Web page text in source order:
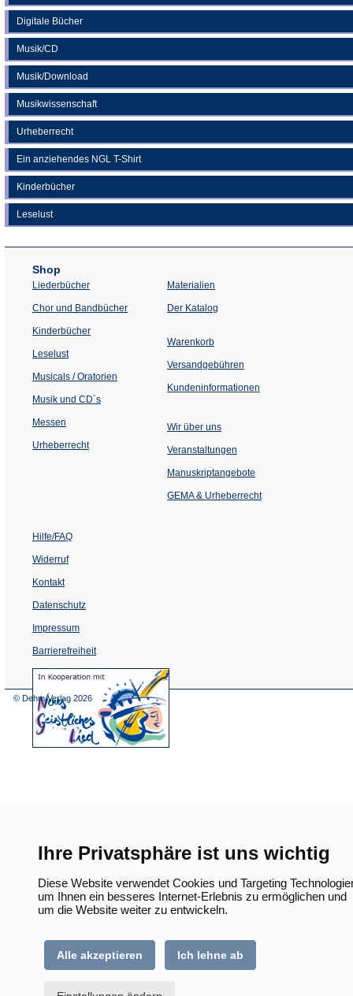
Ihre Privatsphäre ist uns wichtig
Diese Website verwendet Cookies und Targeting
um Ihnen ein besseres Internet-Erlebnis zu ermöglichen und
um die Website weiter zu entwickeln.
Alle akzeptieren Ich lehne ab
Digitale Bücher
Musik/CD
Musik/Download
Musikwissenschaft
Urheberrecht
Ein anziehendes NGL T-Shirt
Kinderbücher
Leselust
Shop
Liederbücher
Chor und Bandbücher
Kinderbücher
Leselust
Musicals / Oratorien
Musik und CD´s
Messen
Urheberrecht
Materialien
Der Katalog
Warenkorb
Versandgebühren
Kundeninformationen
Wir über uns
Veranstaltungen
einem
Tab)
Manuskriptangebote
GEMA & Urheberrecht
Hilfe/FAQ
Widerruf
Kontakt
Datenschutz
Impressum
Barrierefreiheit
(Öffnet
in
© Dehm Verlag 2026